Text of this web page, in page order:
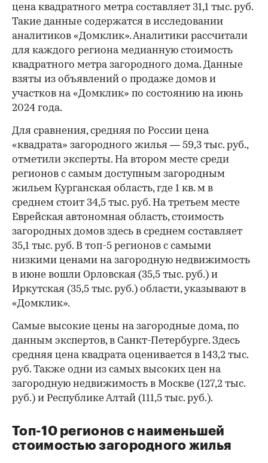
цена квадратного метра составляет 31,1 тыс. руб.
Такие данные содержатся в исследовании
аналитиков «Домклик». Аналитики рассчитали
для каждого региона медианную стоимость
квадратного метра загородного дома. Данные
взяты из объявлений о продаже домов и
участков на «Домклик» по состоянию на июнь
2024 года.
Для сравнения, средняя по России цена
«квадрата» загородного жилья — 59,3 тыс. руб.,
отметили эксперты. На втором месте среди
регионов с самым доступным загородным
жильем Курганская область, где 1 кв. м в
среднем стоит 34,5 тыс. руб. На третьем месте
Еврейская автономная область, стоимость
загородных домов здесь в среднем составляет
35,1 тыс. руб. В топ-5 регионов с самыми
низкими ценами на загородную недвижимость
в июне вошли Орловская (35,5 тыс. руб.) и
Иркутская (35,5 тыс. руб.) области, указывают в
«Домклик».
Самые высокие цены на загородные дома, по
данным экспертов, в Санкт-Петербурге. Здесь
средняя цена квадрата оценивается в 143,2 тыс.
руб. Также одни из самых высоких цен на
загородную недвижимость в Москве (127,2 тыс.
руб.) и Республике Алтай (111,5 тыс. руб.).
Топ-10 регионов с наименьшей
стоимостью загородного жилья